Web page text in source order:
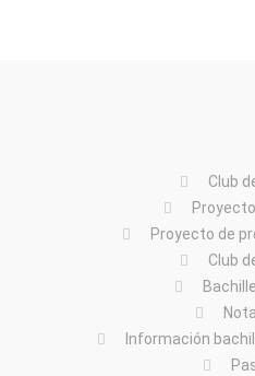
Club
Proyecto de
Club
Información